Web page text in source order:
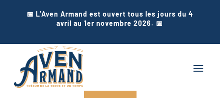
📅 L’Aven Armand est ouvert tous les jours du 4
avril au 1er novembre 2026. 📅